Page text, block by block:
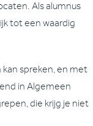
Als alumnus
tot een waardig
kan spreken, en met
in Algemeen
die krijg je niet